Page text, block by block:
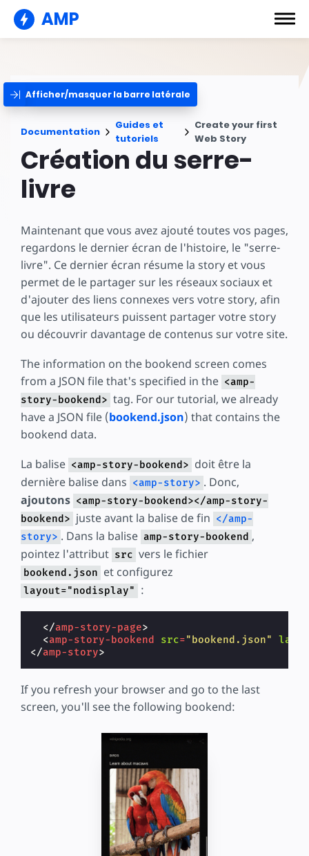
AMP
Afficher/masquer la barre latérale
Documentation
Guides et
tutoriels
Create your first
Web Story
Création du serre-
livre
Maintenant que vous avez ajouté toutes vos pages,
regardons le dernier écran de l'histoire, le "serre-
livre". Ce dernier écran résume la story et vous
permet de le partager sur les réseaux sociaux et
d'ajouter des liens connexes vers votre story, afin
que les utilisateurs puissent partager votre story
ou découvrir davantage de contenus sur votre site.
The information on the bookend screen comes
from a JSON file that's specified in the <amp-
story-bookend> tag. For our tutorial, we already
have a JSON file (bookend.json) that contains the
bookend data.
La balise <amp-story-bookend> doit être la
dernière balise dans <amp-story> . Donc,
ajoutons <amp-story-bookend></amp-story-
bookend> juste avant la balise de fin </amp-
story> . Dans la balise amp-story-bookend ,
pointez l'attribut src vers le fichier
bookend.json et configurez
layout="nodisplay" :
</amp-story-page>
<amp-story-bookend src="bookend.json"
</amp-story>
If you refresh your browser and go to the last
screen, you'll see the following bookend: